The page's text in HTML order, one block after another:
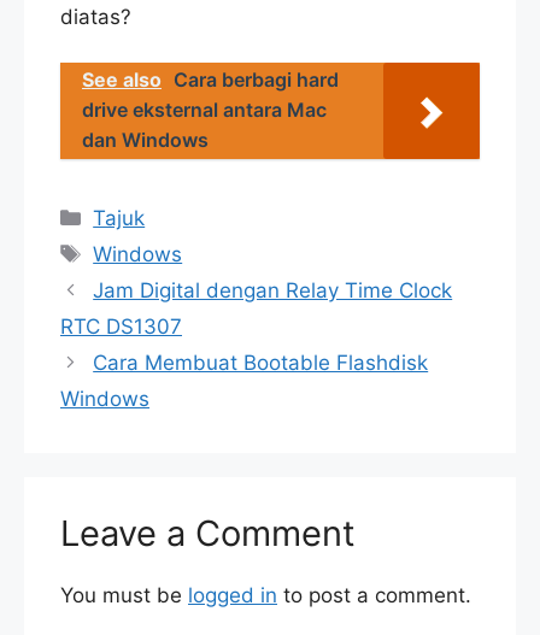
diatas?
See also Cara berbagi hard
drive eksternal antara Mac
dan Windows
Categories
Tajuk
Tags
Windows
Jam Digital dengan Relay Time Clock
RTC DS1307
Cara Membuat Bootable Flashdisk
Windows
Leave a Comment
You must be logged in to post a comment.